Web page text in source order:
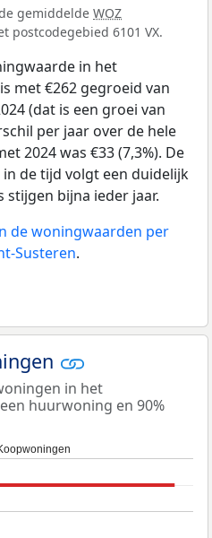
gemiddelde WOZ
postcodegebied 6101 VX.
in het
met €262 gegroeid van
(dat is een groei van
per jaar over de hele
2024 was €33 (7,3%). De
de tijd volgt een duidelijk
bijna ieder jaar.
de woningwaarden per
Susteren.
in het
huurwoning en 90%